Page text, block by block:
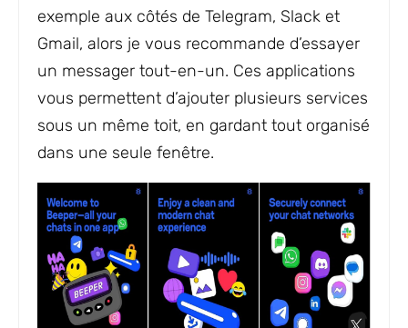
exemple aux côtés de Telegram, Slack et
Gmail, alors je vous recommande d’essayer
un messager tout-en-un. Ces applications
vous permettent d’ajouter plusieurs services
sous un même toit, en gardant tout organisé
dans une seule fenêtre.